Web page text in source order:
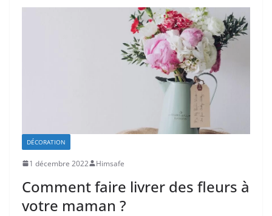
DÉCORATION
1 décembre 2022 Himsafe
Comment faire livrer des fleurs à
votre maman ?